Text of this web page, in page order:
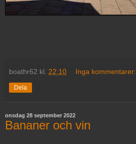
boathr62 kl. 22:10 Inga kommentarer:
Dela
onsdag 28 september 2022
Bananer och vin